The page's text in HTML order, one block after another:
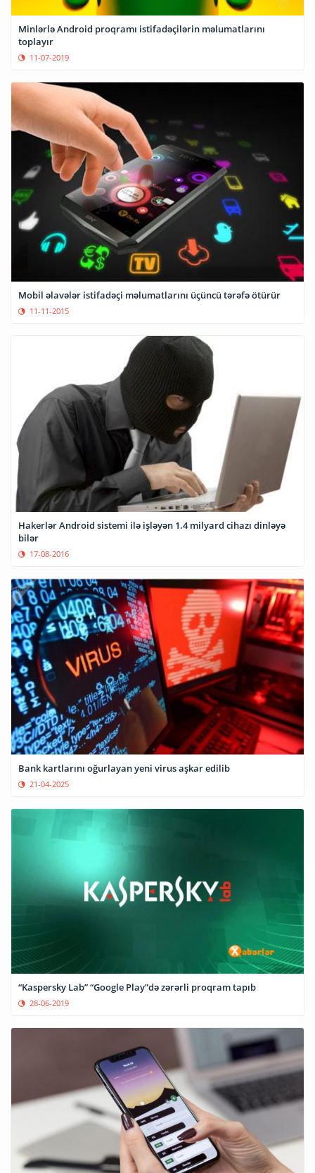
Minlərlə Android proqramı istifadəçilərin məlumatlarını
toplayır
11-07-2019
Mobil əlavələr istifadəçi məlumatlarını üçüncü tərəfə ötürür
11-11-2015
Hakerlər Android sistemi ilə işləyən 1.4 milyard cihazı dinləyə
bilər
17-08-2016
Bank kartlarını oğurlayan yeni virus aşkar edilib
21-04-2025
“Kaspersky Lab” “Google Play”də zərərli proqram tapıb
28-06-2019